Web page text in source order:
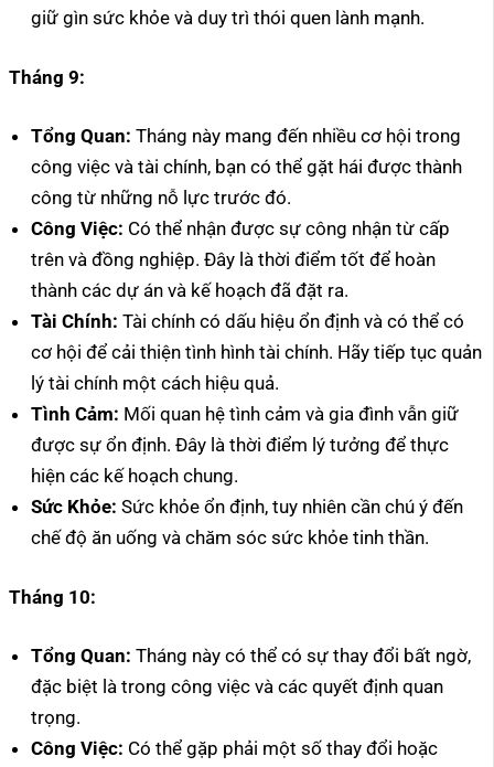
giữ gìn sức khỏe và duy trì thói quen lành mạnh.
Tháng 9:
Tổng Quan: Tháng này mang đến nhiều cơ hội trong
công việc và tài chính, bạn có thể gặt hái được thành
công từ những nỗ lực trước đó.
Công Việc: Có thể nhận được sự công nhận từ cấp
trên và đồng nghiệp. Đây là thời điểm tốt để hoàn
thành các dự án và kế hoạch đã đặt ra.
Tài Chính: Tài chính có dấu hiệu ổn định và có thể có
cơ hội để cải thiện tình hình tài chính. Hãy tiếp tục quản
lý tài chính một cách hiệu quả.
Tình Cảm: Mối quan hệ tình cảm và gia đình vẫn giữ
được sự ổn định. Đây là thời điểm lý tưởng để thực
hiện các kế hoạch chung.
Sức Khỏe: Sức khỏe ổn định, tuy nhiên cần chú ý đến
chế độ ăn uống và chăm sóc sức khỏe tinh thần.
Tháng 10:
Tổng Quan: Tháng này có thể có sự thay đổi bất ngờ,
đặc biệt là trong công việc và các quyết định quan
trọng.
Công Việc: Có thể gặp phải một số thay đổi hoặc